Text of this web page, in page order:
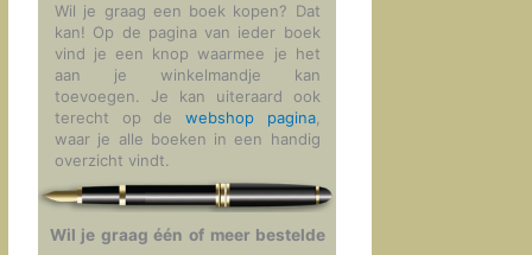
Wil je graag een boek kopen? Dat
kan! Op de pagina van ieder boek
vind je een knop waarmee je het
aan je winkelmandje kan
toevoegen. Je kan uiteraard ook
terecht op dewebshop pagina,
waar je alle boeken in een handig
overzicht vindt.
Wil je graag één of meer bestelde